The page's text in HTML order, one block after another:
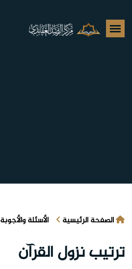
الصفحة الرئيسية الأسئلة والأجوبة
ترتيب نزول القرآن